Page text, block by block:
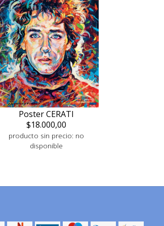
Poster CERATI
$18.000,00
producto sin precio: no
disponible